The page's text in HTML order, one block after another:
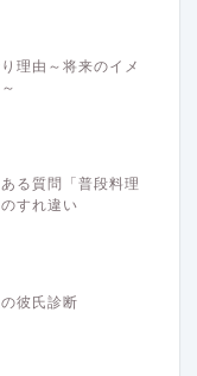
理由～将来のイメ
る質問「普段料理
すれ違い
彼氏診断